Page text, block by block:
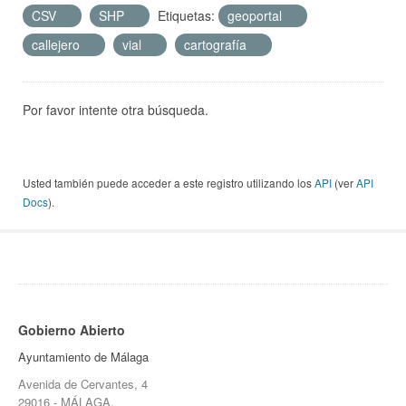
CSV SHP Etiquetas:
geoportal
callejero
vial cartografía
Por favor intente otra búsqueda.
Usted también puede acceder a este registro utilizando losAPI (verAPI
Docs).
Gobierno Abierto
Ayuntamiento de Málaga
Avenida de Cervantes, 4
29016 - MÁLAGA.